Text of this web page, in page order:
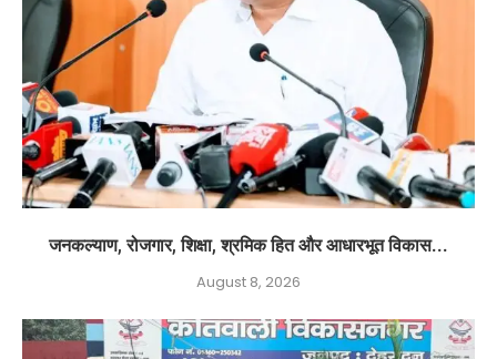
जनकल्याण, रोजगार, शिक्षा, श्रमिक हित और आधारभूत विकास...
August 8, 2026